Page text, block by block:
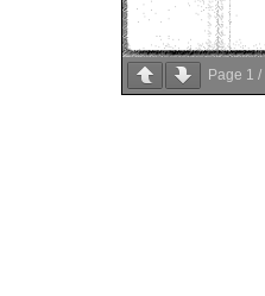
Page 1 /